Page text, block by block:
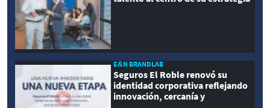
E&N BRANDLAB
Seguros El Roble renovó su
identidad corporativa reflejando
innovación, cercanía y